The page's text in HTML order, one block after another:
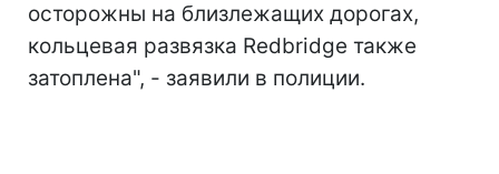
осторожны на близлежащих дорогах,
кольцевая развязка Redbridge также
затоплена", - заявили в полиции.